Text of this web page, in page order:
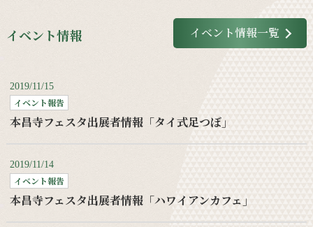
イベント情報 イベント情報一覧
2019/11/15
イベント報告
本昌寺フェスタ出展者情報「タイ式足つぼ」
2019/11/14
イベント報告
本昌寺フェスタ出展者情報「ハワイアンカフェ」